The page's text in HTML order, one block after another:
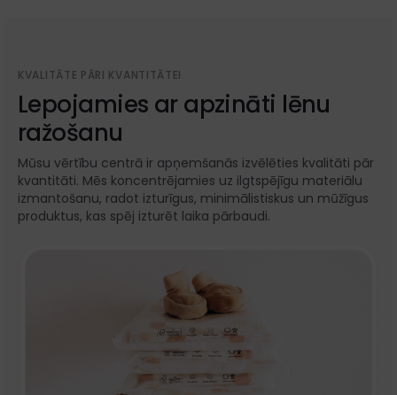
KVALITĀTE PĀRI KVANTITĀTEI
Lepojamies ar apzināti lēnu
ražošanu
Mūsu vērtību centrā ir apņemšanās izvēlēties kvalitāti pār
kvantitāti. Mēs koncentrējamies uz ilgtspējīgu materiālu
izmantošanu, radot izturīgus, minimālistiskus un mūžīgus
produktus, kas spēj izturēt laika pārbaudi.